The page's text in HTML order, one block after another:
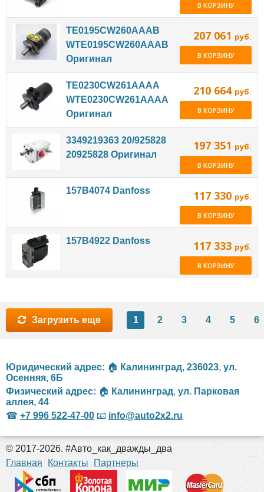
В КОРЗИНУ
TE0195CW260AAAB
WTE0195CW260AAAB
Оригинал
207 061 руб.
В КОРЗИНУ
TE0230CW261AAAA
WTE0230CW261AAAA
Оригинал
210 664 руб.
В КОРЗИНУ
3349219363 20/925828
20925828 Оригинал
197 351 руб.
В КОРЗИНУ
157B4074 Danfoss 117 330 руб.
В КОРЗИНУ
157B4922 Danfoss 117 333 руб.
В КОРЗИНУ
Загрузить еще 1 2 3 4 5 6
Юридический адрес: 🏠 Калининград, 236023, ул.
Осенняя, 6Б
Физический адрес: 🏠 Калининград, ул. Парковая
аллея, 44
☎ +7 996 522-47-00 📧 info@auto2x2.ru
© 2017-2026. #Авто_как_дважды_два
Главная
Контакты Партнеры